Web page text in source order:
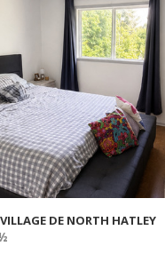
DE NORTH HATLEY